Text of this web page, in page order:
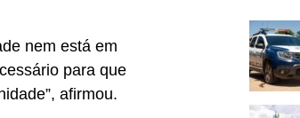
nem está em
para que
afirmou.